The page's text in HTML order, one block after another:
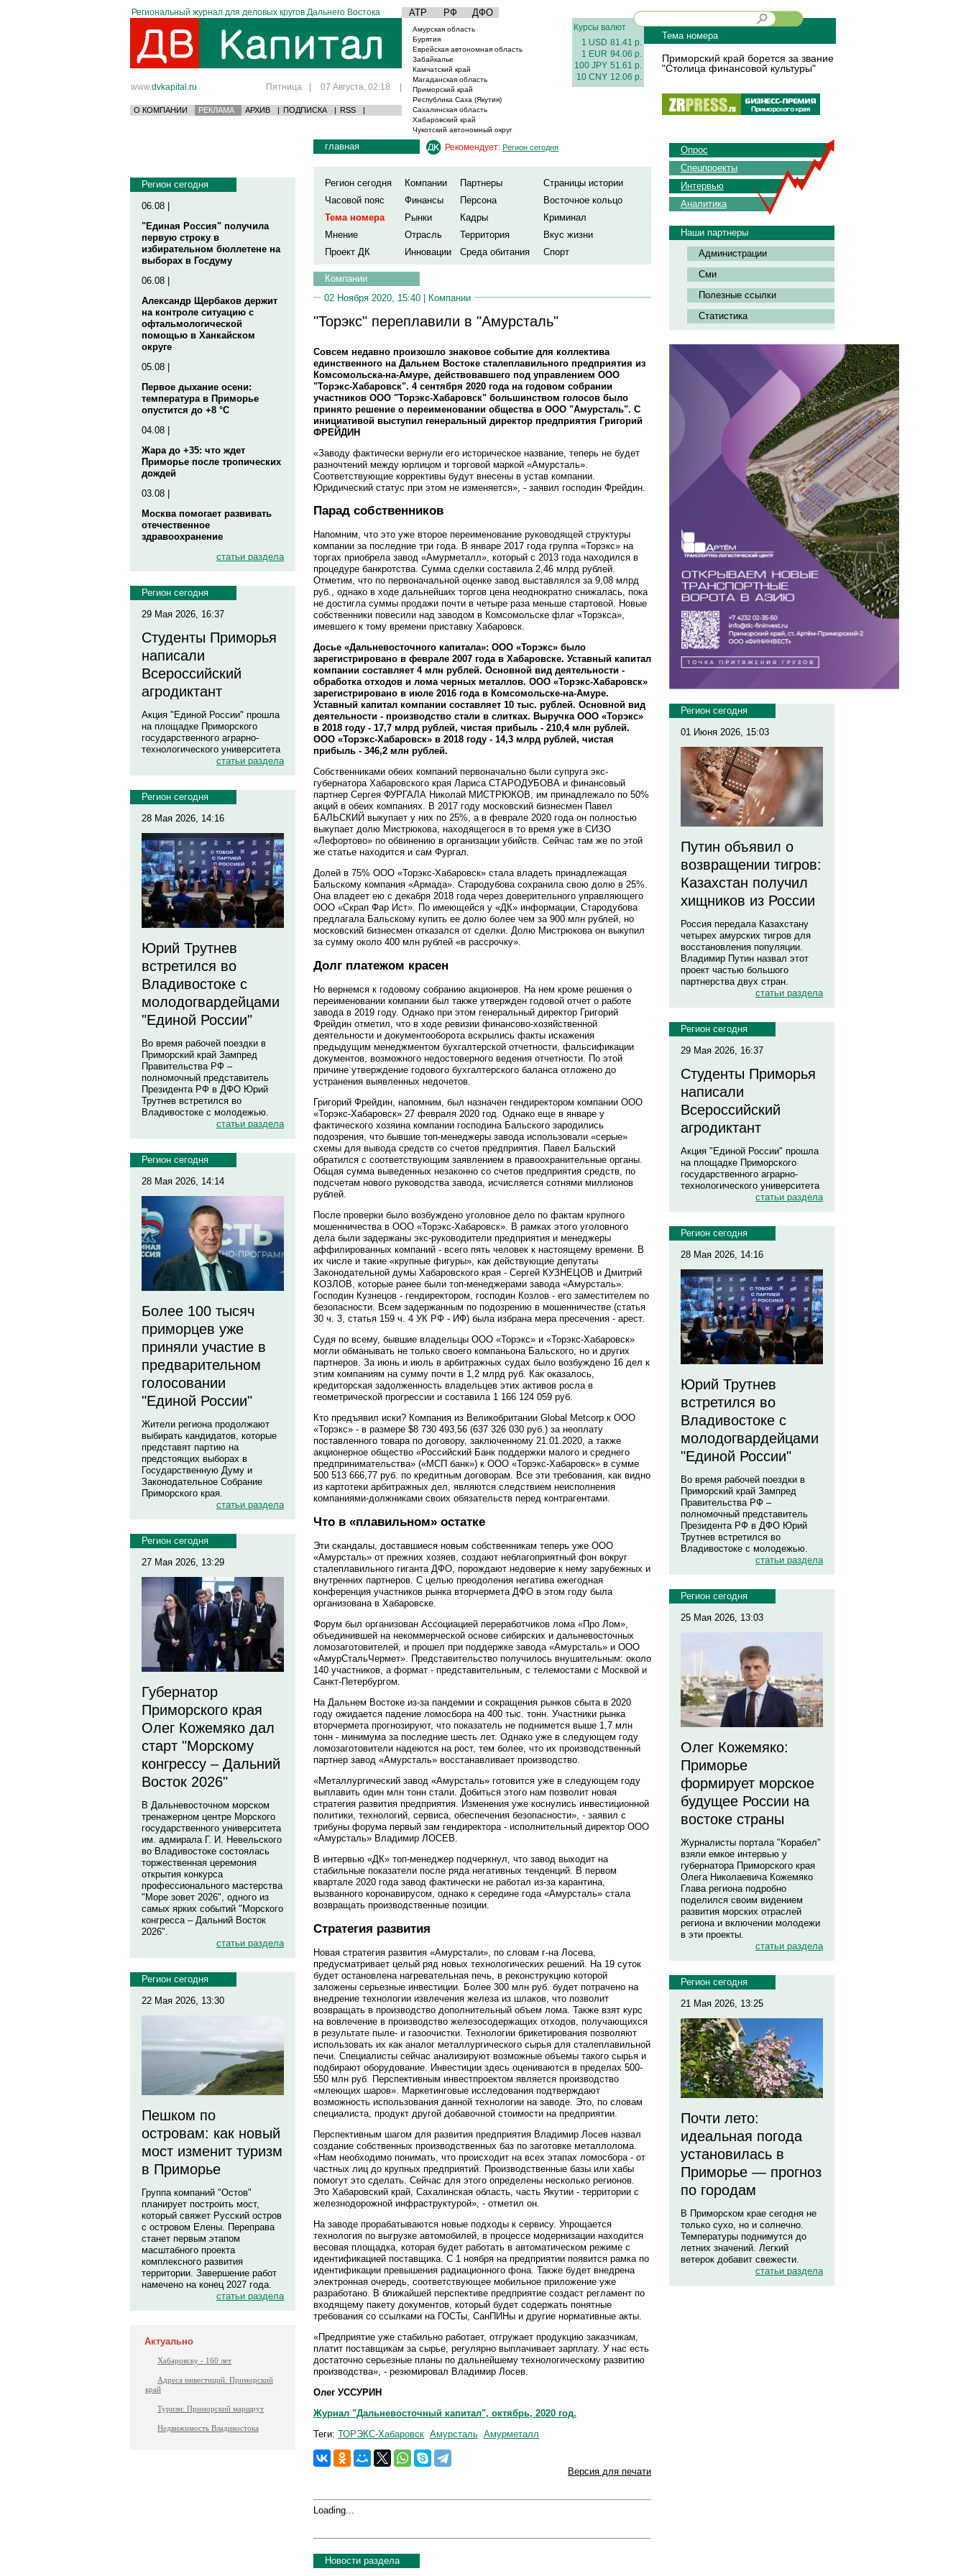
Региональный журнал для деловых кругов Дальнего Востока АТР РФ ДФО
www.dvkapital.ru Пятница | 07 Августа, 02:18 |
О КОМПАНИИ РЕКЛАМА АРХИВ | ПОДПИСКА | RSS |
Амурская область
Бурятия
Еврейская автономная область
Забайкалье
Камчатский край
Магаданская область
Приморский край
Республика Саха (Якутия)
Сахалинская область
Хабаровский край
Чукотский автономный округ
Курсы валют
1 USD 81.41 р.
1 EUR 94.06 р.
100 JPY 51.61 р.
10 CNY 12.06 р.
Тема номера
Приморский край борется за звание
"Столица финансовой культуры"
Регион сегодня
06.08 |
"Единая Россия" получила
первую строку в
избирательном бюллетене на
выборах в Госдуму
06.08 |
Александр Щербаков держит
на контроле ситуацию с
офтальмологической
помощью в Ханкайском
округе
05.08 |
Первое дыхание осени:
температура в Приморье
опустится до +8 °C
04.08 |
Жара до +35: что ждет
Приморье после тропических
дождей
03.08 |
Москва помогает развивать
отечественное
здравоохранение
статьи раздела
Регион сегодня
29 Мая 2026, 16:37
Студенты Приморья
написали
Всероссийский
агродиктант
Акция "Единой России" прошла
на площадке Приморского
государственного аграрно-
технологического университета
статьи раздела
Регион сегодня
28 Мая 2026, 14:16
Юрий Трутнев
встретился во
Владивостоке с
молодогвардейцами
"Единой России"
Во время рабочей поездки в
Приморский край Зампред
Правительства РФ –
полномочный представитель
Президента РФ в ДФО Юрий
Трутнев встретился во
Владивостоке с молодежью.
статьи раздела
Регион сегодня
28 Мая 2026, 14:14
Более 100 тысяч
приморцев уже
приняли участие в
предварительном
голосовании
"Единой России"
Жители региона продолжают
выбирать кандидатов, которые
представят партию на
предстоящих выборах в
Государственную Думу и
Законодательное Собрание
Приморского края.
статьи раздела
Регион сегодня
27 Мая 2026, 13:29
Губернатор
Приморского края
Олег Кожемяко дал
старт "Морскому
конгрессу – Дальний
Восток 2026"
В Дальневосточном морском
тренажерном центре Морского
государственного университета
им. адмирала Г. И. Невельского
во Владивостоке состоялась
торжественная церемония
открытия конкурса
профессионального мастерства
"Море зовет 2026", одного из
самых ярких событий "Морского
конгресса – Дальний Восток
2026".
статьи раздела
Регион сегодня
22 Мая 2026, 13:30
Пешком по
островам: как новый
мост изменит туризм
в Приморье
Группа компаний "Остов"
планирует построить мост,
который свяжет Русский остров
с островом Елены. Переправа
станет первым этапом
масштабного проекта
комплексного развития
территории. Завершение работ
намечено на конец 2027 года.
статьи раздела
Актуально
Хабаровску - 160 лет
Адреса инвестиций. Приморский
край
Туризм: Приморский маршрут
Недвижимость Владивостока
главная Рекомендует: Регион сегодня
Регион сегодня Компании Партнеры
Страницы истории
Часовой пояс
Финансы Персона
Восточное кольцо
Тема номера
Рынки Кадры
Криминал
Мнение
Отрасль Территория
Вкус жизни
Проект ДК
Инновации Среда обитания Спорт
Компании
02 Ноября 2020, 15:40 | Компании
"Торэкс" переплавили в "Амурсталь"
Совсем недавно произошло знаковое событие для коллектива
единственного на Дальнем Востоке сталеплавильного предприятия из
Комсомольска-на-Амуре, действовавшего под управлением ООО
"Торэкс-Хабаровск". 4 сентября 2020 года на годовом собрании
участников ООО "Торэкс-Хабаровск" большинством голосов было
принято решение о переименовании общества в ООО "Амурсталь". С
инициативой выступил генеральный директор предприятия Григорий
ФРЕЙДИН
«Заводу фактически вернули его историческое название, теперь не будет
разночтений между юрлицом и торговой маркой «Амурсталь».
Соответствующие коррективы будут внесены в устав компании.
Юридический статус при этом не изменяется», - заявил господин Фрейдин.
Парад собственников
Напомним, что это уже второе переименование руководящей структуры
компании за последние три года. В январе 2017 года группа «Торэкс» на
торгах приобрела завод «Амурметалл», который с 2013 года находился в
процедуре банкротства. Сумма сделки составила 2,46 млрд рублей.
Отметим, что по первоначальной оценке завод выставлялся за 9,08 млрд
руб., однако в ходе дальнейших торгов цена неоднократно снижалась, пока
не достигла суммы продажи почти в четыре раза меньше стартовой. Новые
собственники повесили над заводом в Комсомольске флаг «Торэкса»,
имевшего к тому времени приставку Хабаровск.
Досье «Дальневосточного капитала»: ООО «Торэкс» было
зарегистрировано в феврале 2007 года в Хабаровске. Уставный капитал
компании составляет 4 млн рублей. Основной вид деятельности -
обработка отходов и лома черных металлов. ООО «Торэкс-Хабаровск»
зарегистрировано в июле 2016 года в Комсомольске-на-Амуре.
Уставный капитал компании составляет 10 тыс. рублей. Основной вид
деятельности - производство стали в слитках. Выручка ООО «Торэкс»
в 2018 году - 17,7 млрд рублей, чистая прибыль - 210,4 млн рублей.
ООО «Торэкс-Хабаровск» в 2018 году - 14,3 млрд рублей, чистая
прибыль - 346,2 млн рублей.
Собственниками обеих компаний первоначально были супруга экс-
губернатора Хабаровского края Лариса СТАРОДУБОВА и финансовый
партнер Сергея ФУРГАЛА Николай МИСТРЮКОВ, им принадлежало по 50%
акций в обеих компаниях. В 2017 году московский бизнесмен Павел
БАЛЬСКИЙ выкупает у них по 25%, а в феврале 2020 года он полностью
выкупает долю Мистрюкова, находящегося в то время уже в СИЗО
«Лефортово» по обвинению в организации убийств. Сейчас там же по этой
же статье находится и сам Фургал.
Долей в 75% ООО «Торэкс-Хабаровск» стала владеть принадлежащая
Бальскому компания «Армада». Стародубова сохранила свою долю в 25%.
Она владеет ею с декабря 2018 года через доверительного управляющего
ООО «Скрап Фар Ист». По имеющейся у «ДК» информации, Стародубова
предлагала Бальскому купить ее долю более чем за 900 млн рублей, но
московский бизнесмен отказался от сделки. Долю Мистрюкова он выкупил
за сумму около 400 млн рублей «в рассрочку».
Долг платежом красен
Но вернемся к годовому собранию акционеров. На нем кроме решения о
переименовании компании был также утвержден годовой отчет о работе
завода в 2019 году. Однако при этом генеральный директор Григорий
Фрейдин отметил, что в ходе ревизии финансово-хозяйственной
деятельности и документооборота вскрылись факты искажения
предыдущим менеджментом бухгалтерской отчетности, фальсификации
документов, возможного недостоверного ведения отчетности. По этой
причине утверждение годового бухгалтерского баланса отложено до
устранения выявленных недочетов.
Григорий Фрейдин, напомним, был назначен гендиректором компании ООО
«Торэкс-Хабаровск» 27 февраля 2020 год. Однако еще в январе у
фактического хозяина компании господина Бальского зародились
подозрения, что бывшие топ-менеджеры завода использовали «серые»
схемы для вывода средств со счетов предприятия. Павел Бальский
обратился с соответствующим заявлением в правоохранительные органы.
Общая сумма выведенных незаконно со счетов предприятия средств, по
подсчетам нового руководства завода, исчисляется сотнями миллионов
рублей.
После проверки было возбуждено уголовное дело по фактам крупного
мошенничества в ООО «Торэкс-Хабаровск». В рамках этого уголовного
дела были задержаны экс-руководители предприятия и менеджеры
аффилированных компаний - всего пять человек к настоящему времени. В
их числе и такие «крупные фигуры», как действующие депутаты
Законодательной думы Хабаровского края - Сергей КУЗНЕЦОВ и Дмитрий
КОЗЛОВ, которые ранее были топ-менеджерами завода «Амурсталь».
Господин Кузнецов - гендиректором, господин Козлов - его заместителем по
безопасности. Всем задержанным по подозрению в мошенничестве (статья
30 ч. 3, статья 159 ч. 4 УК РФ - ИФ) была избрана мера пресечения - арест.
Судя по всему, бывшие владельцы ООО «Торэкс» и «Торэкс-Хабаровск»
могли обманывать не только своего компаньона Бальского, но и других
партнеров. За июнь и июль в арбитражных судах было возбуждено 16 дел к
этим компаниям на сумму почти в 1,2 млрд руб. Как оказалось,
кредиторская задолженность владельцев этих активов росла в
геометрической прогрессии и составила 1 166 124 059 руб.
Кто предъявил иски? Компания из Великобритании Global Metcorp к ООО
«Торэкс» - в размере $8 730 493,56 (637 326 030 руб.) за неоплату
поставленного товара по договору, заключенному 21.01.2020, а также
акционерное общество «Российский Банк поддержки малого и среднего
предпринимательства» («МСП банк») к ООО «Торэкс-Хабаровск» в сумме
500 513 666,77 руб. по кредитным договорам. Все эти требования, как видно
из картотеки арбитражных дел, являются следствием неисполнения
компаниями-должниками своих обязательств перед контрагентами.
Что в «плавильном» остатке
Эти скандалы, доставшиеся новым собственникам теперь уже ООО
«Амурсталь» от прежних хозяев, создают неблагоприятный фон вокруг
сталеплавильного гиганта ДФО, порождают недоверие к нему зарубежных и
внутренних партнеров. С целью преодоления негатива ежегодная
конференция участников рынка вторчермета ДФО в этом году была
организована в Хабаровске.
Форум был организован Ассоциацией переработчиков лома «Про Лом»,
объединившей на некоммерческой основе сибирских и дальневосточных
ломозаготовителей, и прошел при поддержке завода «Амурсталь» и ООО
«АмурСтальЧермет». Представительство получилось внушительным: около
140 участников, а формат - представительным, с телемостами с Москвой и
Санкт-Петербургом.
На Дальнем Востоке из-за пандемии и сокращения рынков сбыта в 2020
году ожидается падение ломосбора на 400 тыс. тонн. Участники рынка
вторчермета прогнозируют, что показатель не поднимется выше 1,7 млн
тонн - минимума за последние шесть лет. Однако уже в следующем году
ломозаготовители надеются на рост, тем более, что их производственный
партнер завод «Амурсталь» восстанавливает производство.
«Металлургический завод «Амурсталь» готовится уже в следующем году
выплавить один млн тонн стали. Добиться этого нам позволит новая
стратегия развития предприятия. Изменения уже коснулись инвестиционной
политики, технологий, сервиса, обеспечения безопасности», - заявил с
трибуны форума первый зам гендиректора - исполнительный директор ООО
«Амурсталь» Владимир ЛОСЕВ.
В интервью «ДК» топ-менеджер подчеркнул, что завод выходит на
стабильные показатели после ряда негативных тенденций. В первом
квартале 2020 года завод фактически не работал из-за карантина,
вызванного коронавирусом, однако к середине года «Амурсталь» стала
возвращать производственные позиции.
Стратегия развития
Новая стратегия развития «Амурстали», по словам г-на Лосева,
предусматривает целый ряд новых технологических решений. На 19 суток
будет остановлена нагревательная печь, в реконструкцию которой
заложены серьезные инвестиции. Более 300 млн руб. будет потрачено на
внедрение технологии извлечения железа из шлаков, что позволит
возвращать в производство дополнительный объем лома. Также взят курс
на вовлечение в производство железосодержащих отходов, получающихся
в результате пыле- и газоочистки. Технологии брикетирования позволяют
использовать их как аналог металлургического сырья для сталеплавильной
печи. Специалисты сейчас анализируют возможные объемы такого сырья и
подбирают оборудование. Инвестиции здесь оцениваются в пределах 500-
550 млн руб. Перспективным инвестпроектом является производство
«млеющих шаров». Маркетинговые исследования подтверждают
возможность использования данной технологии на заводе. Это, по словам
специалиста, продукт другой добавочной стоимости на предприятии.
Перспективным шагом для развития предприятия Владимир Лосев назвал
создание собственных производственных баз по заготовке металлолома.
«Нам необходимо понимать, что происходит на всех этапах ломосбора - от
частных лиц до крупных предприятий. Производственные базы или хабы
помогут это сделать. Сейчас для этого определены несколько регионов.
Это Хабаровский край, Сахалинская область, часть Якутии - территории с
железнодорожной инфраструктурой», - отметил он.
На заводе прорабатываются новые подходы к сервису. Упрощается
технология по выгрузке автомобилей, в процессе модернизации находится
весовая площадка, которая будет работать в автоматическом режиме с
идентификацией поставщика. С 1 ноября на предприятии появится рамка по
идентификации превышения радиационного фона. Также будет внедрена
электронная очередь, соответствующее мобильное приложение уже
разработано. В ближайшей перспективе предприятие создаст регламент по
входящему пакету документов, который будет содержать понятные
требования со ссылками на ГОСТы, СанПИНы и другие нормативные акты.
«Предприятие уже стабильно работает, отгружает продукцию заказчикам,
платит поставщикам за сырье, регулярно выплачивает зарплату. У нас есть
достаточно серьезные планы по дальнейшему технологическому развитию
производства», - резюмировал Владимир Лосев.
Олег УССУРИН
Журнал "Дальневосточный капитал", октябрь, 2020 год.
Теги: ТОРЭКС-Хабаровск Амурсталь Амурметалл
Версия для печати
Loading...
Новости раздела
Опрос
Спецпроекты
Интервью
Аналитика
Наши партнеры
Администрации
Сми
Полезные ссылки
Статистика
Регион сегодня
01 Июня 2026, 15:03
Путин объявил о
возвращении тигров:
Казахстан получил
хищников из России
Россия передала Казахстану
четырех амурских тигров для
восстановления популяции.
Владимир Путин назвал этот
проект частью большого
партнерства двух стран.
статьи раздела
Регион сегодня
29 Мая 2026, 16:37
Студенты Приморья
написали
Всероссийский
агродиктант
Акция "Единой России" прошла
на площадке Приморского
государственного аграрно-
технологического университета
статьи раздела
Регион сегодня
28 Мая 2026, 14:16
Юрий Трутнев
встретился во
Владивостоке с
молодогвардейцами
"Единой России"
Во время рабочей поездки в
Приморский край Зампред
Правительства РФ –
полномочный представитель
Президента РФ в ДФО Юрий
Трутнев встретился во
Владивостоке с молодежью.
статьи раздела
Регион сегодня
25 Мая 2026, 13:03
Олег Кожемяко:
Приморье
формирует морское
будущее России на
востоке страны
Журналисты портала "Корабел"
взяли емкое интервью у
губернатора Приморского края
Олега Николаевича Кожемяко
Глава региона подробно
поделился своим видением
развития морских отраслей
региона и включении молодежи
в эти проекты.
статьи раздела
Регион сегодня
21 Мая 2026, 13:25
Почти лето:
идеальная погода
установилась в
Приморье — прогноз
по городам
В Приморском крае сегодня не
только сухо, но и солнечно.
Температуры поднимутся до
летних значений. Легкий
ветерок добавит свежести.
статьи раздела